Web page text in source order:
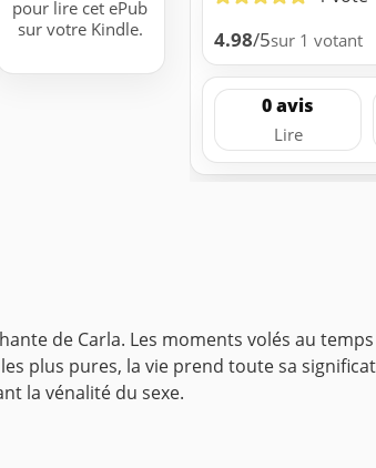
pour lire cet ePub
sur votre Kindle.
4.98/5sur 1 votant
0 avis
Lire
de Carla. Les moments volés au
plus pures, la vie prend toute sa
la vénalité du sexe.